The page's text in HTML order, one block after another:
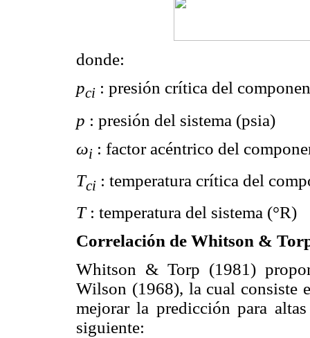
donde:
pci : presión crítica del
p : presión del sistema (psia)
ωi : factor acéntrico del
Tci : temperatura crítica del
T: temperatura del sistema (°R)
Correlación de Whitson &
Whitson & Torp (1981)
Wilson (1968), la cual consiste
mejorar la predicción para
siguiente: